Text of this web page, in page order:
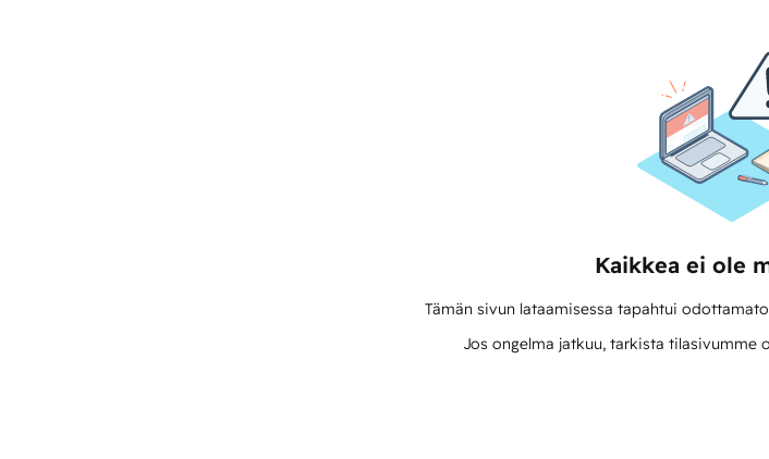
Kaikkea ei ole
Tämän sivun lataamisessa tapahtui
Jos ongelma jatkuu, tarkista tilasivumme